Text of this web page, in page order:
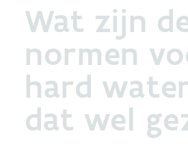
Wat zijn
normen
hard
dat wel